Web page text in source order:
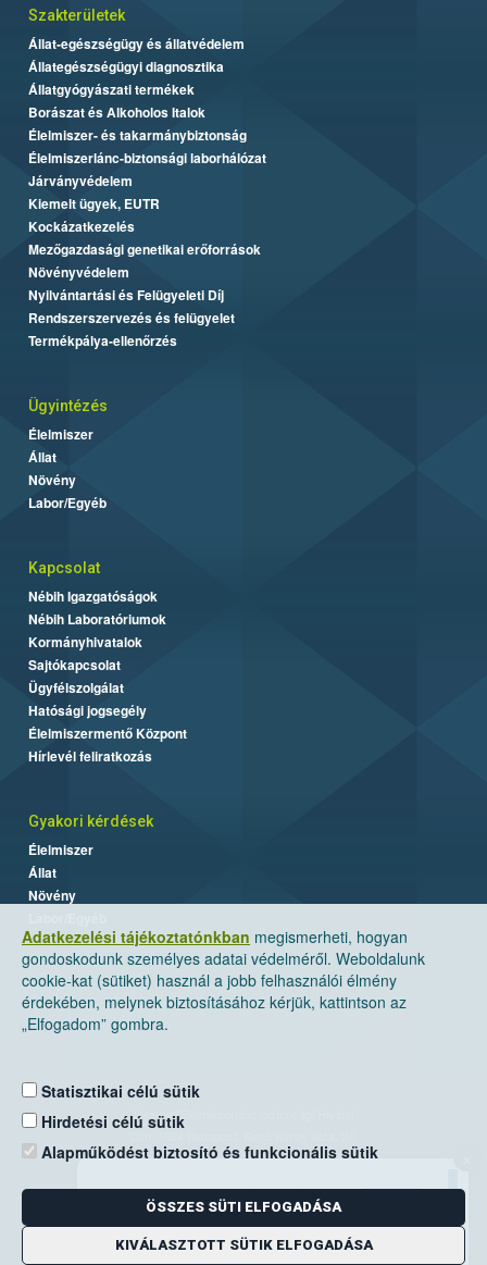
Adatkezelési tájékoztatónkban megismerheti, hogyan
gondoskodunk személyes adatai védelméről. Weboldalunk
cookie-kat (sütiket) használ a jobb felhasználói élmény
érdekében, melynek biztosításához kérjük, kattintson az
„Elfogadom” gombra.
Statisztikai célú sütik
Hirdetési célú sütik
Alapműködést biztosító és funkcionális sütik
ÖSSZES SÜTI ELFOGADÁSA
KIVÁLASZTOTT SÜTIK ELFOGADÁSA
Szakterületek
Állat-egészségügy és állatvédelem
Állategészségügyi diagnosztika
Állatgyógyászati termékek
Borászat és Alkoholos Italok
Élelmiszer- és takarmánybiztonság
Élelmiszerlánc-biztonsági laborhálózat
Járványvédelem
Kiemelt ügyek, EUTR
Kockázatkezelés
Mezőgazdasági genetikai erőforrások
Növényvédelem
Nyilvántartási és Felügyeleti Díj
Rendszerszervezés és felügyelet
Termékpálya-ellenőrzés
Ügyintézés
Élelmiszer
Állat
Növény
Labor/Egyéb
Kapcsolat
Nébih Igazgatóságok
Nébih Laboratóriumok
Kormányhivatalok
Sajtókapcsolat
Ügyfélszolgálat
Hatósági jogsegély
Élelmiszermentő Központ
Hírlevél feliratkozás
Gyakori kérdések
Élelmiszer
Állat
Növény
Nemzeti Élelmiszerlánc-biztonsági Hivatal
Levelezési cím: 1525 Budapest. Pf. 30.
E-mail:ugyfelszolgalat@nebih.gov.hu
Zöld szám: 06-80/263-244
Telefon: 06-1/ 336-9000